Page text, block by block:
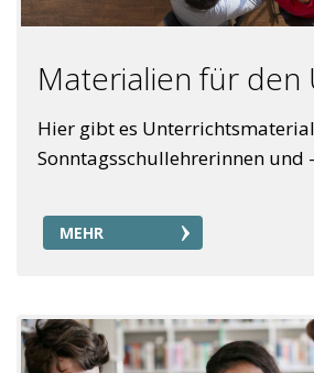
Materialien für den
Hier gibt es
Sonntagsschullehrerinnen und
MEHR